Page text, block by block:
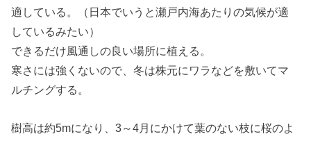
適している。（日本でいうと瀬戸内海あたりの気候が適
しているみたい）
できるだけ風通しの良い場所に植える。
寒さには強くないので、冬は株元にワラなどを敷いてマ
ルチングする。
樹高は約5mになり、3～4月にかけて葉のない枝に桜のよ